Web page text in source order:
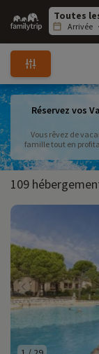
Family
trip
Arrivée
Réservez vos
Vous rêvez de
famille tout en
encore un village
des instants
parc aquatique
vous êtes certain
avec parc aquatique
nombreuses
la découverte
ou à la
rafraîchissante,
Réservez votre
et
109